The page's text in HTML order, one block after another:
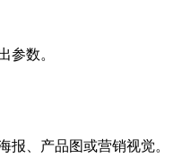
参数。
报、产品图或营销视觉。